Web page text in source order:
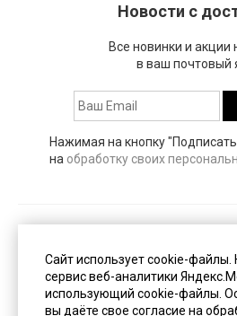
Новости с
Все новинки и
в ваш почтовый
Нажимая на кнопку
на обработку своих
Пользовательское
Сайт использует cookie-файлы.
сервис веб-аналитики
использующий cookie-файлы.
вы даёте свое согласие на